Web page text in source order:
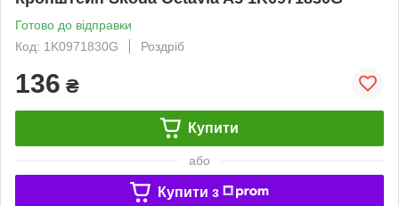
Готово до відправки
Код: 1K0971830G
Роздріб
136 ₴
Купити
або
Купити з